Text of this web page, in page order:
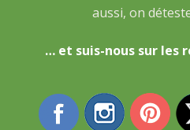
aussi, on
… et suis-nous sur les